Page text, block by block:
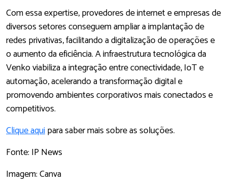
Com essa expertise, provedores de internet e empresas de
diversos setores conseguem ampliar a implantação de
redes privativas, facilitando a digitalização de operações e
o aumento da eficiência. A infraestrutura tecnológica da
Venko viabiliza a integração entre conectividade, IoT e
automação, acelerando a transformação digital e
promovendo ambientes corporativos mais conectados e
competitivos.
Clique aquipara saber mais sobre as soluções.
Fonte: IP News
Imagem: Canva